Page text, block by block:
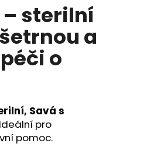
– sterilní
a
o
Savá s
Ideální pro
pomoc.